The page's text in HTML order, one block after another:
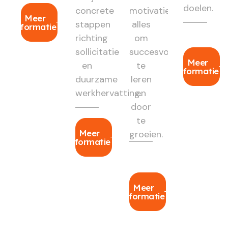
Meer
informatie
concrete
stappen
richting
sollicitatie
en
duurzame
werkhervatting.
Meer
informatie
motivatie:
alles
om
succesvol
te
leren
en
door
te
groeien.
Meer
informatie
doelen.
Meer
informatie